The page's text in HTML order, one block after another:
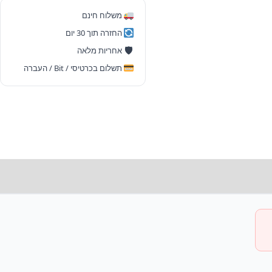
M5
|
10-
Core
CPU
GPU
16GB
משלוח חינם
החזרה תוך 30 יום
🛡 אחריות מלאה
תשלום בכרטיסי / Bit / העברה